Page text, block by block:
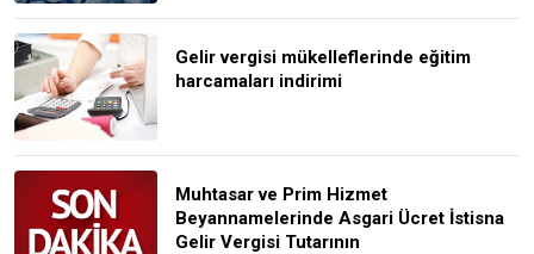
Gelir vergisi mükelleflerinde eğitim
harcamaları indirimi
Muhtasar ve Prim Hizmet
Beyannamelerinde Asgari Ücret İstisna
Gelir Vergisi Tutarının